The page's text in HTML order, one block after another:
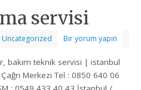
servisi
Uncategorized Bir yorum yapın
bakım teknik servisi | istanbul
Merkezi Tel : 0850 640 06